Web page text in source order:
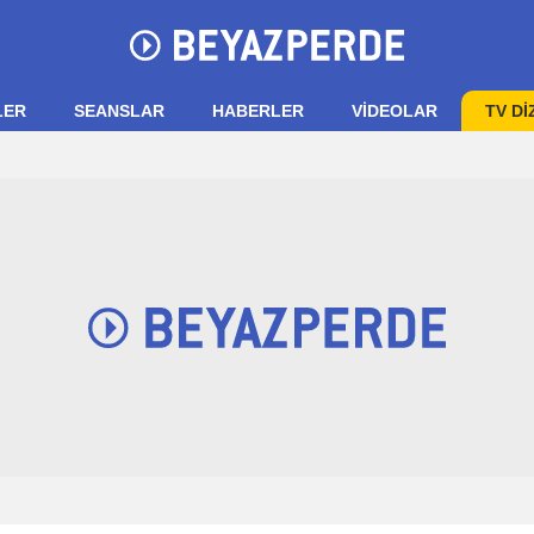
SEANSLAR HABERLER VIDEOLAR TV